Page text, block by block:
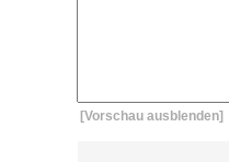
[Vorschau ausblenden]